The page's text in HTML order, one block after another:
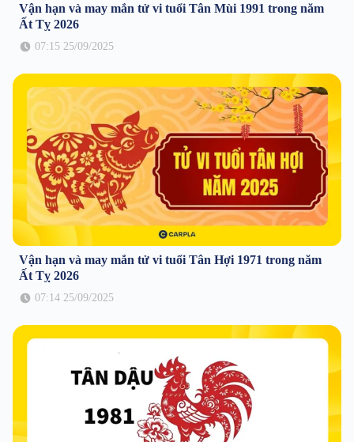
Vận hạn và may mắn tử vi tuổi Tân Mùi 1991 trong năm
Ất Tỵ 2026
07:15 25/09/2025
Vận hạn và may mắn tử vi tuổi Tân Hợi 1971 trong năm
Ất Tỵ 2026
07:14 25/09/2025